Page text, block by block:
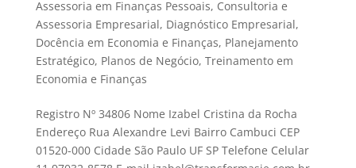
Assessoria em Finanças Pessoais, Consultoria e
Assessoria Empresarial, Diagnóstico Empresarial,
Docência em Economia e Finanças, Planejamento
Estratégico, Planos de Negócio, Treinamento em
Economia e Finanças
Registro Nº 34806 Nome Izabel Cristina da Rocha
Endereço Rua Alexandre Levi Bairro Cambuci CEP
01520-000 Cidade São Paulo UF SP Telefone Celular